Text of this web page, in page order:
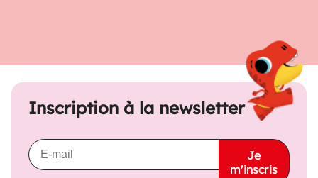
Inscription à la newsletter
Je
m'inscris